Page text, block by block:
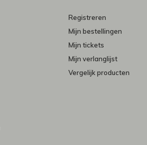
Registreren
Mijn bestellingen
Mijn tickets
Mijn verlanglijst
Vergelijk producten